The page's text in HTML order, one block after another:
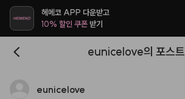
헤메코 APP 다운받고
10% 할인 쿠폰받기
eunicelove의 포스트
eunicelove